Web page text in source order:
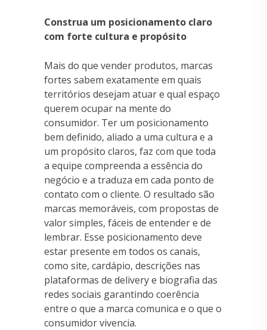
Construa um posicionamento claro
com forte cultura e propósito
Mais do que vender produtos, marcas
fortes sabem exatamente em quais
territórios desejam atuar e qual espaço
querem ocupar na mente do
consumidor. Ter um posicionamento
bem definido, aliado a uma cultura e a
um propósito claros, faz com que toda
a equipe compreenda a essência do
negócio e a traduza em cada ponto de
contato com o cliente. O resultado são
marcas memoráveis, com propostas de
valor simples, fáceis de entender e de
lembrar. Esse posicionamento deve
estar presente em todos os canais,
como site, cardápio, descrições nas
plataformas de delivery e biografia das
redes sociais garantindo coerência
entre o que a marca comunica e o que o
consumidor vivencia.